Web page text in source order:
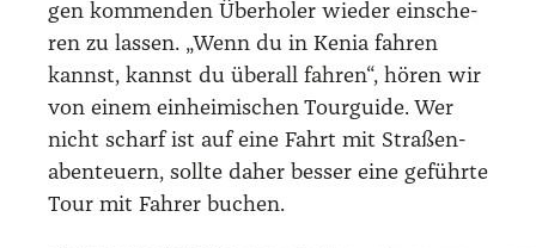
gen kom­men­den Über­ho­ler wie­der ein­sche­
ren zu las­sen. „Wenn du in Kenia fah­ren
kannst, kannst du über­all fah­ren“, hören wir
von einem ein­hei­mi­schen Tour­gui­de. Wer
nicht scharf ist auf eine Fahrt mit Stra­ßen­
aben­teu­ern, soll­te daher bes­ser eine geführ­te
Tour mit Fah­rer buchen.